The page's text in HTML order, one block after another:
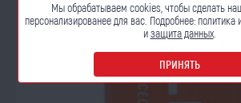
Мы обрабатываем cookies, чтобы сделать
персонализированее для вас. Подробнее: политика
изащита данных.
ПРИНЯТЬ